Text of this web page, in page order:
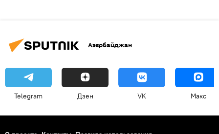
Азербайджан
Telegram Дзен VK Макс